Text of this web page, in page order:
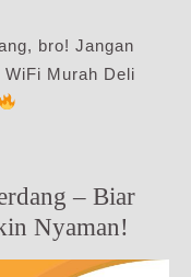
bro! Jangan
Murah Deli
– Biar
Nyaman!